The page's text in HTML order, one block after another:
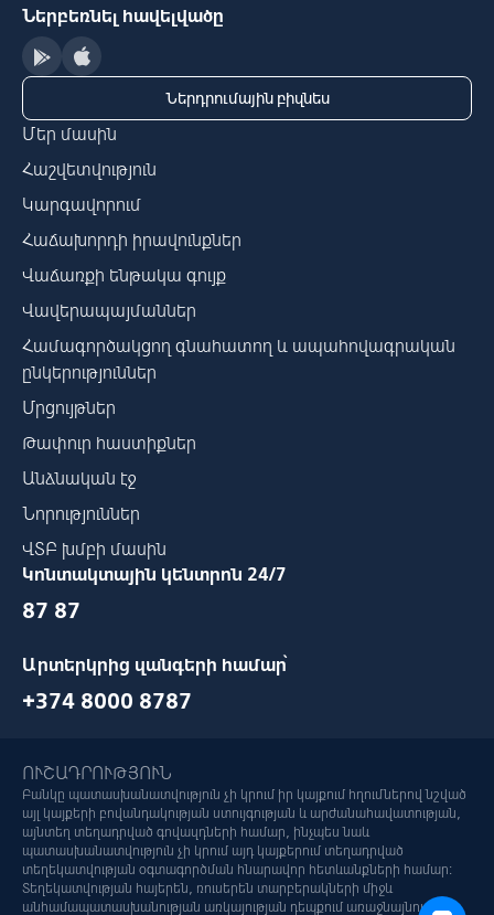
Ներբեռնել հավելվածը
Ներդրումային բիզնես
Մեր մասին
Հաշվետվություն
Կարգավորում
Հաճախորդի իրավունքներ
Վաճառքի ենթակա գույք
Վավերապայմաններ
Համագործակցող գնահատող և ապահովագրական
ընկերություններ
Մրցույթներ
Թափուր հաստիքներ
Անձնական էջ
Նորություններ
ՎՏԲ խմբի մասին
Կոնտակտային կենտրոն 24/7
87 87
Արտերկրից զանգերի համար՝
+374 8000 8787
ՈՒՇԱԴՐՈՒԹՅՈՒՆ
Բանկը պատասխանատվություն չի կրում իր կայքում հղումներով նշված
այլ կայքերի բովանդակության ստույգության և արժանահավատության,
այնտեղ տեղադրված գովազդների համար, ինչպես նաև
պատասխանատվություն չի կրում այդ կայքերում տեղադրված
տեղեկատվության օգտագործման հնարավոր հետևանքների համար:
Տեղեկատվության հայերեն, ռուսերեն տարբերակների միջև
անհամապատասխանության առկայության դեպքում առաջնայնությունը